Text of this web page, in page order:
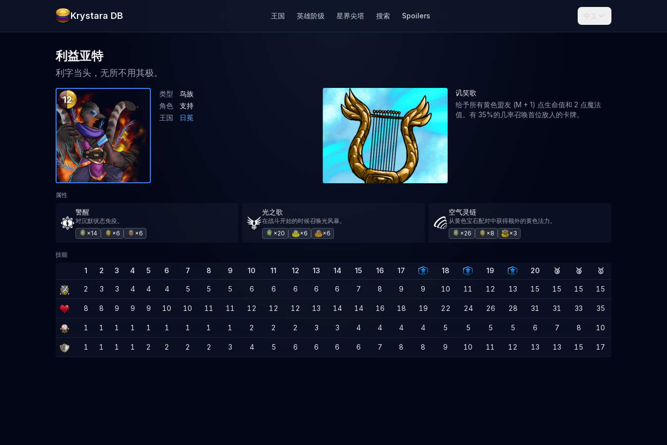
Krystara DB 王国 英雄阶级 星界尖塔 搜索 Spoilers 中文
利益亚特
利字当头，无所不用其极。
12
类型
鸟族
角色
支持
王国
日冕
讥笑歌
给予所有黄色盟友 (M + 1) 点生命值和 2 点魔法
值。有 35%的几率召唤首位敌人的卡牌。
属性
警醒
对沉默状态免疫。
×14
×6 ×6
光之歌
在战斗开始的时候召唤光风暴。
×20
×6 ×6
空气灵链
从黄色宝石配对中获得额外的黄色法力。
×26
×8 ×3
技能
1 2 3 4 5 6 7 8 9 10 11 12 13 14 15 16 17 18 19 20 🥉 🥈 🥇
2 3 3 4 4 4 5 5 5 6 6 6 6 6 7 8 9 9 10 11 12 13 15 15 15 15
8 8 9 9 9 10 10 11 11 12 12 12 13 14 14 16 18 19 22 24 26 28 31 31 33 35
1 1 1 1 1 1 1 1 1 2 2 2 3 3 4 4 4 4 5 5 5 5 6 7 8 10
1 1 1 1 2 2 2 2 3 4 5 6 6 6 6 7 8 8 9 10 11 12 13 13 15 17